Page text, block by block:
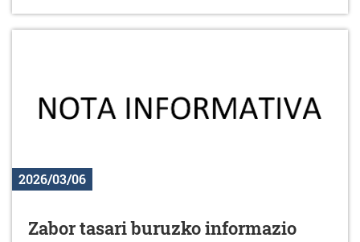
2026/03/06
Zabor tasari buruzko informazio